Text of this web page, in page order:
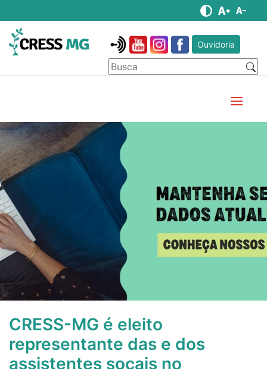
Ouvidoria
CRESS-MG é eleito
representante das e dos
assistentes socais no